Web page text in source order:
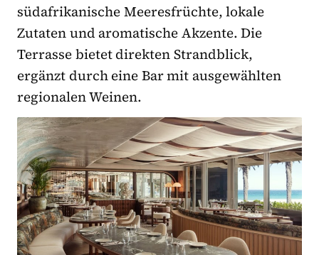
südafrikanische Meeresfrüchte, lokale
Zutaten und aromatische Akzente. Die
Terrasse bietet direkten Strandblick,
ergänzt durch eine Bar mit ausgewählten
regionalen Weinen.